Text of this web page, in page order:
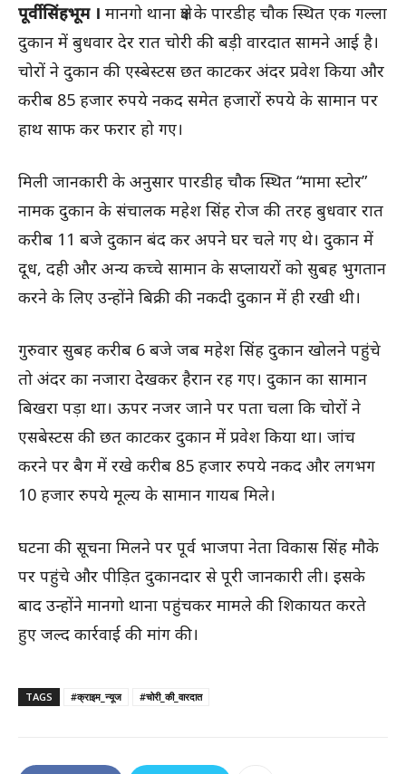
पूर्वी सिंहभूम । मानगो थाना क्षेत्र के पारडीह चौक स्थित एक गल्ला
दुकान में बुधवार देर रात चोरी की बड़ी वारदात सामने आई है।
चोरों ने दुकान की एस्बेस्टस छत काटकर अंदर प्रवेश किया और
करीब 85 हजार रुपये नकद समेत हजारों रुपये के सामान पर
हाथ साफ कर फरार हो गए।
मिली जानकारी के अनुसार पारडीह चौक स्थित “मामा स्टोर”
नामक दुकान के संचालक महेश सिंह रोज की तरह बुधवार रात
करीब 11 बजे दुकान बंद कर अपने घर चले गए थे। दुकान में
दूध, दही और अन्य कच्चे सामान के सप्लायरों को सुबह भुगतान
करने के लिए उन्होंने बिक्री की नकदी दुकान में ही रखी थी।
गुरुवार सुबह करीब 6 बजे जब महेश सिंह दुकान खोलने पहुंचे
तो अंदर का नजारा देखकर हैरान रह गए। दुकान का सामान
बिखरा पड़ा था। ऊपर नजर जाने पर पता चला कि चोरों ने
एसबेस्टस की छत काटकर दुकान में प्रवेश किया था। जांच
करने पर बैग में रखे करीब 85 हजार रुपये नकद और लगभग
10 हजार रुपये मूल्य के सामान गायब मिले।
घटना की सूचना मिलने पर पूर्व भाजपा नेता विकास सिंह मौके
पर पहुंचे और पीड़ित दुकानदार से पूरी जानकारी ली। इसके
बाद उन्होंने मानगो थाना पहुंचकर मामले की शिकायत करते
हुए जल्द कार्रवाई की मांग की।
TAGS #क्राइम_न्यूज #चोरी_की_वारदात